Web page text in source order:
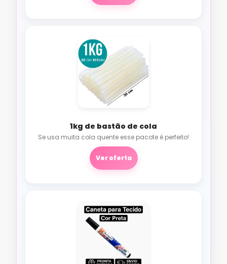
1kg de bastão de cola
Se usa muita cola quente esse pacote é perfeito!
Ver oferta